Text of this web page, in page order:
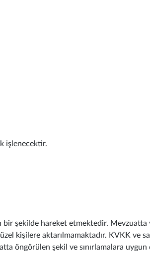
işlenecektir.
şekilde hareket etmektedir. Mevzuatta
kişilere aktarılmamaktadır. KVKK ve
öngörülen şekil ve sınırlamalara